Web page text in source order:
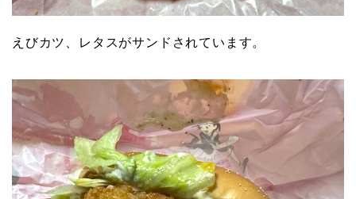
えびカツ、レタスがサンドされています。